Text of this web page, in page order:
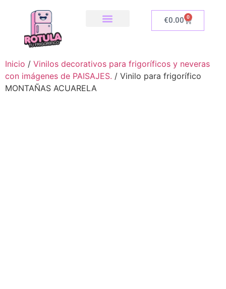
€0.00 0
Inicio / Vinilos decorativos para frigoríficos y neveras
con imágenes de PAISAJES. / Vinilo para frigorífico
MONTAÑAS ACUARELA